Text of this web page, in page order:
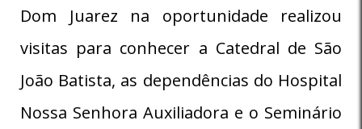
Dom Juarez na oportunidade realizou
visitas para conhecer a Catedral de São
João Batista, as dependências do Hospital
Nossa Senhora Auxiliadora e o Seminário